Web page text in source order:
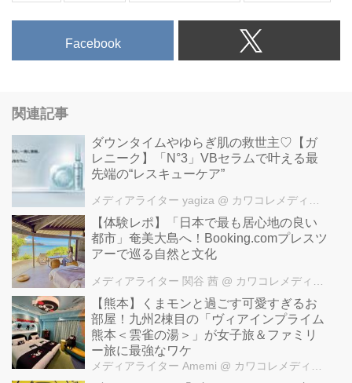
Facebook
関連記事
ダウンタイムやゆらぎ肌の救世主♡【ガ
レニーク】「N°3」VBセラムで叶える最
先端の“レスキューケア”
メディアライター yagiza @ カワコレメディア編集部
【体験レポ】「日本で最も居心地の良い
都市」奄美大島へ！Booking.comプレスツ
アーで巡る自然と文化
メディアライター 関谷 茜 @ カワコレメディア編集部
【熊本】くまモンと過ごす可愛すぎるお
部屋！九州2棟目の「ヴィアインプライム
熊本＜雲雀の湯＞」が女子旅＆ファミリ
ー旅に最強なワケ
メディアライター Amemi @ カワコレメディア編集部